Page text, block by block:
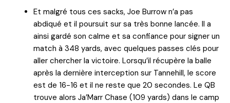
Et malgré tous ces sacks, Joe Burrow n’a pas
abdiqué et il poursuit sur sa très bonne lancée. Il a
ainsi gardé son calme et sa confiance pour signer un
match à 348 yards, avec quelques passes clés pour
aller chercher la victoire. Lorsqu’il récupère la balle
après la dernière interception sur Tannehill, le score
est de 16-16 et il ne reste que 20 secondes. Le QB
trouve alors Ja’Marr Chase (109 yards) dans le camp